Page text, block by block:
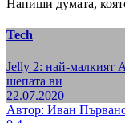
Напиши думата,
Tech
Jelly 2: най-малкият
шепата ви
22.07.2020
Автор: Иван